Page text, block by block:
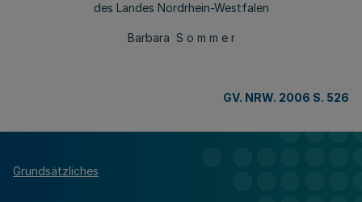
des Landes Nordrhein-Westfalen
Barbara S o m m e r
GV. NRW. 2006 S. 526
Grundsätzliches